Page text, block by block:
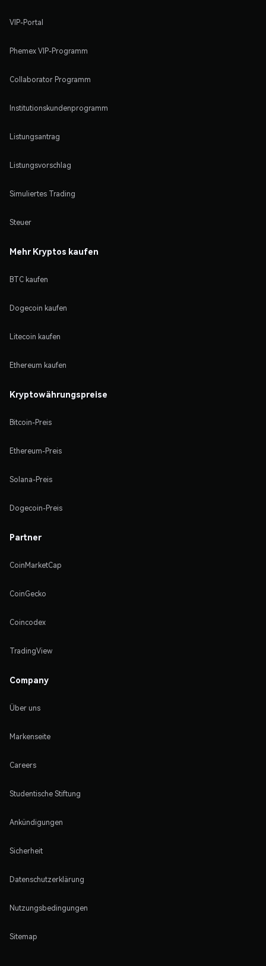
VIP-Portal
Phemex VIP-Programm
Collaborator Programm
Institutionskundenprogramm
Listungsantrag
Listungsvorschlag
Simuliertes Trading
Steuer
Mehr Kryptos kaufen
BTC kaufen
Dogecoin kaufen
Litecoin kaufen
Ethereum kaufen
Kryptowährungspreise
Bitcoin-Preis
Ethereum-Preis
Solana-Preis
Dogecoin-Preis
Partner
CoinMarketCap
CoinGecko
Coincodex
TradingView
Company
Über uns
Markenseite
Careers
Studentische Stiftung
Ankündigungen
Sicherheit
Datenschutzerklärung
Nutzungsbedingungen
Sitemap